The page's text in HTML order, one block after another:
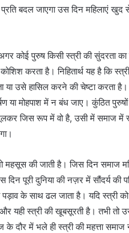
बदल जाएगा उस दिन महिलाएं
कोई पुरुष किसी स्त्री की सुंदरता
करता है। निहितार्थ यह है कि
उसे हासिल करने की चेष्टा करता
मोहपाश में न बंध जाए। कुंठित पुरुषों
जिस रूप में वो है, उसी में समाज में
महसूस की जाती है। जिस दिन
पूरी दुनिया की नज़र में सौंदर्य की
के साथ ढल जाता है। यदि स्त्री
यही स्त्री की खूबसूरती है। तभी
में भले ही स्त्री की महत्ता समाज